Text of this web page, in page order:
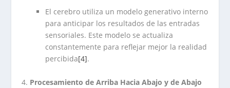
El cerebro utiliza un modelo generativo interno
para anticipar los resultados de las entradas
sensoriales. Este modelo se actualiza
constantemente para reflejar mejor la realidad
percibida[4].
Procesamiento de Arriba Hacia Abajo y de Abajo